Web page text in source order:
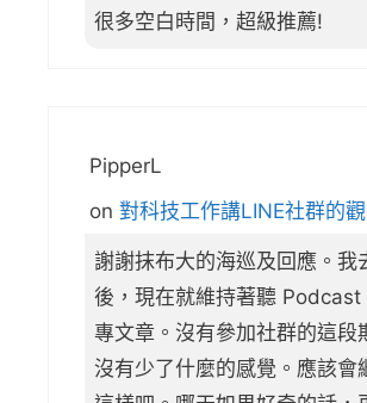
很多空白時間，超級推薦!
PipperL
on 對科技工作講LINE社群的
謝謝抹布大的海巡及回應。我
後，現在就維持著聽 Podcast
專文章。沒有參加社群的這段
沒有少了什麼的感覺。應該會